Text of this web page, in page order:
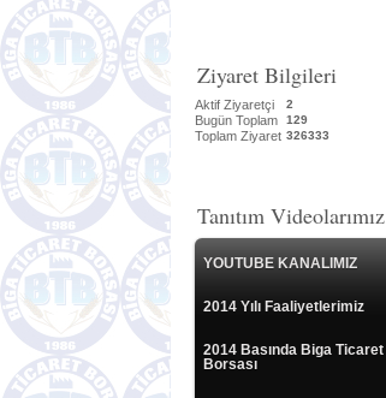
Ziyaret Bilgileri
Aktif Ziyaretçi 2
Bugün Toplam 129
Toplam Ziyaret 326333
Tanıtım Videolarımız
YOUTUBE KANALIMIZ
2014 Yılı Faaliyetlerimiz
2014 Basında Biga Ticaret
Borsası